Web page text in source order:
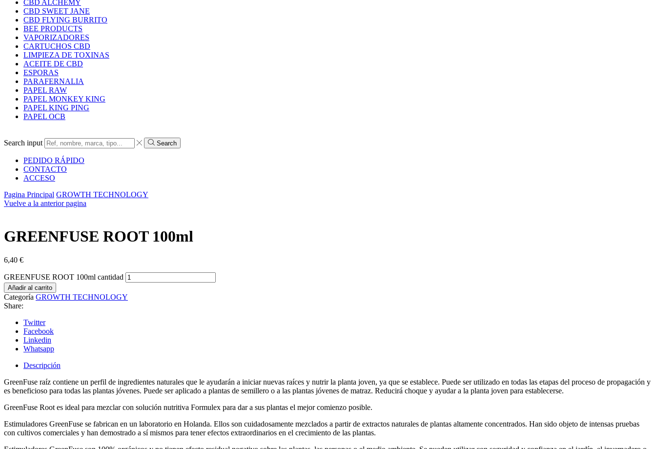
CBD ALCHEMY
CBD SWEET JANE
CBD FLYING BURRITO
BEE PRODUCTS
VAPORIZADORES
CARTUCHOS CBD
LIMPIEZA DE TOXINAS
ACEITE DE CBD
ESPORAS
PARAFERNALIA
PAPEL RAW
PAPEL MONKEY KING
PAPEL KING PING
PAPEL OCB
Search input Search
PEDIDO RÁPIDO
CONTACTO
ACCESO
Pagina Principal GROWTH TECHNOLOGY
Vuelve a la anterior pagina
GREENFUSE ROOT 100ml
6,40 €
GREENFUSE ROOT 100ml cantidad
Añadir al carrito
Categoría GROWTH TECHNOLOGY
Share:
Twitter
Facebook
Linkedin
Whatsapp
Descripción
GreenFuse raíz contiene un perfil de ingredientes naturales que le ayudarán a iniciar nuevas raíces y nutrir la planta joven, ya que se establece. Puede ser utilizado en todas las etapas del proceso de propagación y
es beneficioso para todas las plantas jóvenes. Puede ser aplicado a plantas de semillero o a las plantas jóvenes de matraz. Reducirá choque y ayudar a la planta joven para establecerse.
GreenFuse Root es ideal para mezclar con solución nutritiva Formulex para dar a sus plantas el mejor comienzo posible.
Estimuladores GreenFuse se fabrican en un laboratorio en Holanda. Ellos son cuidadosamente mezclados a partir de extractos naturales de plantas altamente concentrados. Han sido objeto de intensas pruebas
con cultivos comerciales y han demostrado a sí mismos para tener efectos extraordinarios en el crecimiento de las plantas.